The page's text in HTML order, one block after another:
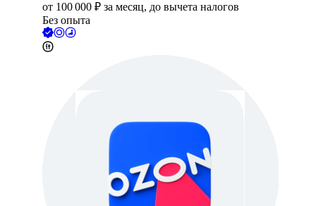
от 100 000 ₽ за месяц, до вычета налогов
Без опыта